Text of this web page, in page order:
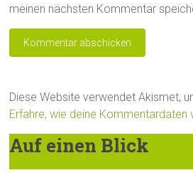
meinen nächsten Kommentar
Diese Website verwendet Akismet,
Erfahre, wie deine Kommentardaten
Auf einen Blick